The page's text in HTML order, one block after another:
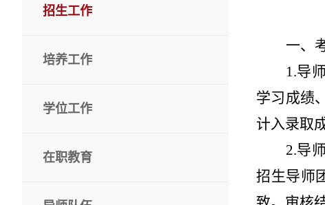
招生工作
培养工作
学位工作
在职教育
一、
1.导
学习成绩
计入录取
2.导
招生导师